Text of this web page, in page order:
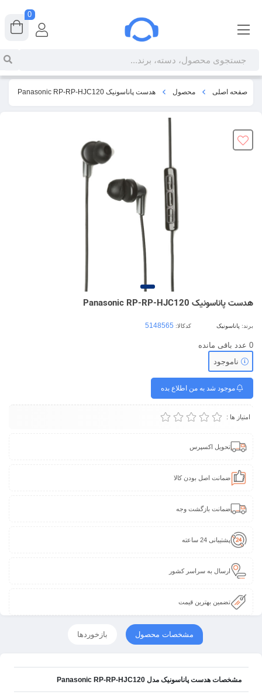
صفحه اصلی محصول هدست پاناسونیک Panasonic RP-RP-HJC120
هدست پاناسونیک Panasonic RP-RP-HJC120
برند: پاناسونیک کدکالا:
0 عدد باقی مانده
ناموجود
موجود شد به من اطلاع بده
امتیاز ها :
تحویل اکسپرس
ضمانت اصل بودن کالا
ضمانت بازگشت وجه
پشتیبانی 24 ساعته
ارسال به سراسر کشور
تضمین بهترین قیمت
مشخصات محصول بازخوردها
مشخصات هدست پاناسونیک مدل Panasonic RP-RP-HJC120
0